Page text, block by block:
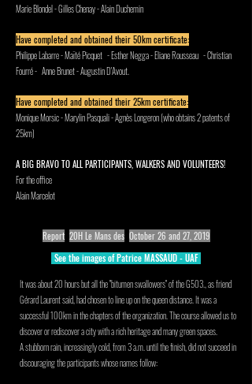
Marie Blondel - Gilles Chenay - Alain Duchemin
Have completed and obtained their 50km certificate:
Philippe Labarre - Maïté Picquet - Esther Negga - Eliane Rousseau - Christian
Fourré - Anne Brunet - Augustin D'Avout.
Have completed and obtained their 25km certificate:
Monique Morsic - Marylin Pasquali - Agnès Longeron (who obtains 2 patents of
25km)
A BIG BRAVO TO ALL PARTICIPANTS, WALKERS AND VOLUNTEERS!
For the office
Alain Marcelot
Report 20H Le Mans des October 26 and 27, 2019
See the images of Patrice MASSAUD - UAF
It was about 20 hours but all the "bitumen swallowers" of the G503., as friend
Gérard Laurent said, had chosen to line up on the queen distance. It was a
successful 100km in the chapters of the organization. The course allowed us to
discover or rediscover a city with a rich heritage and many green spaces.
A stubborn rain, increasingly cold, from 3 a.m. until the finish, did not succeed in
discouraging the participants whose names follow: